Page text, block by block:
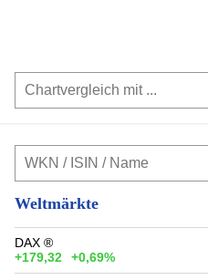
Weltmärkte
DAX ®
+179,32
+0,69%